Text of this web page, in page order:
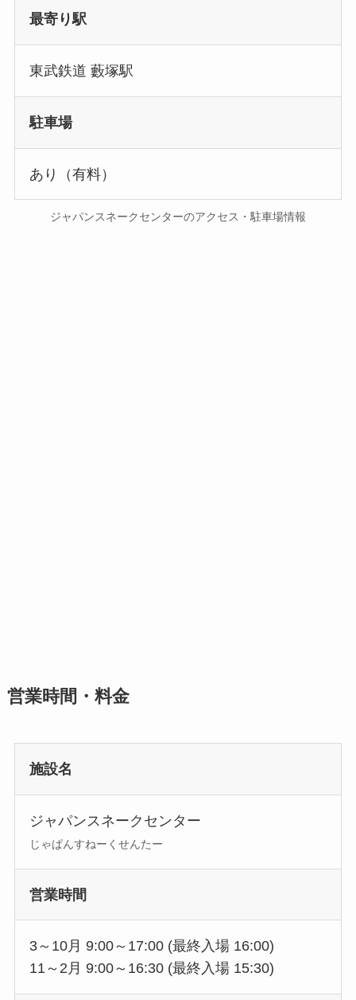
最寄り駅
東武鉄道 藪塚駅
駐車場
あり（有料）
ジャパンスネークセンターのアクセス・駐車場情報
営業時間・料金
施設名
ジャパンスネークセンター
じゃぱんすねーくせんたー
営業時間
3～10月 9:00～17:00 (最終入場 16:00)
11～2月 9:00～16:30 (最終入場 15:30)